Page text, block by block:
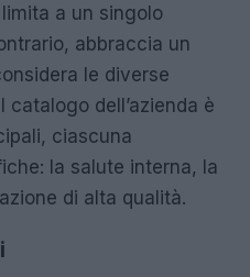
a un singolo
abbraccia un
le diverse
dell’azienda è
ciascuna
la salute interna, la
di alta qualità.